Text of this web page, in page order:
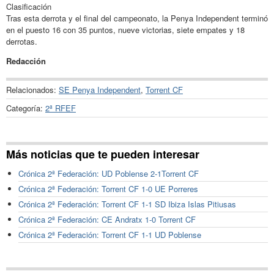
Clasificación
Tras esta derrota y el final del campeonato, la Penya Independent terminó
en el puesto 16 con 35 puntos, nueve victorias, siete empates y 18
derrotas.
Redacción
Relacionados: SE Penya Independent, Torrent CF
Categoría: 2ª RFEF
Más noticias que te pueden interesar
Crónica 2ª Federación: UD Poblense 2-1Torrent CF
Crónica 2ª Federación: Torrent CF 1-0 UE Porreres
Crónica 2ª Federación: Torrent CF 1-1 SD Ibiza Islas Pitiusas
Crónica 2ª Federación: CE Andratx 1-0 Torrent CF
Crónica 2ª Federación: Torrent CF 1-1 UD Poblense